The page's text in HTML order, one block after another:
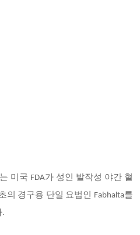
미국 FDA가 성인 발작성 야간 혈
의 경구용 단일 요법인 Fabhalta를
.